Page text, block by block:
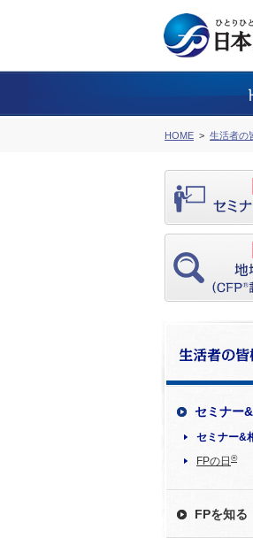
HOME 生活者の
セミナー
セミナー&
FPの日 ®
FPを知る